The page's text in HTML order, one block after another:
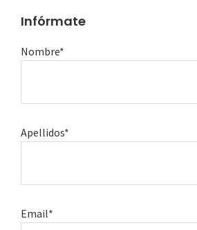
Infórmate
Nombre*
Apellidos*
Email*